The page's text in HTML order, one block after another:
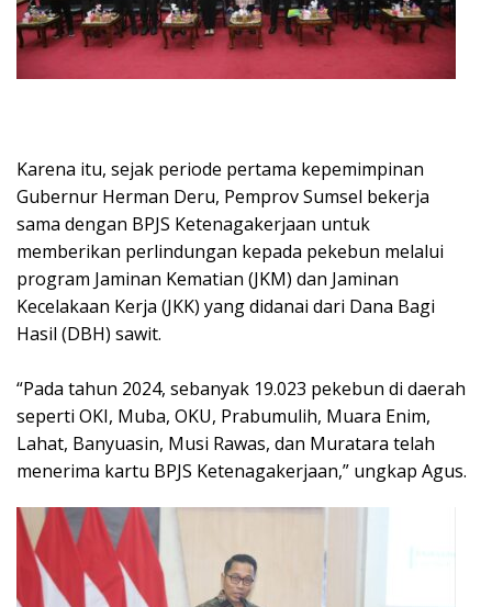
Karena itu, sejak periode pertama kepemimpinan
Gubernur Herman Deru, Pemprov Sumsel bekerja
sama dengan BPJS Ketenagakerjaan untuk
memberikan perlindungan kepada pekebun melalui
program Jaminan Kematian (JKM) dan Jaminan
Kecelakaan Kerja (JKK) yang didanai dari Dana Bagi
Hasil (DBH) sawit.
“Pada tahun 2024, sebanyak 19.023 pekebun di daerah
seperti OKI, Muba, OKU, Prabumulih, Muara Enim,
Lahat, Banyuasin, Musi Rawas, dan Muratara telah
menerima kartu BPJS Ketenagakerjaan,” ungkap Agus.